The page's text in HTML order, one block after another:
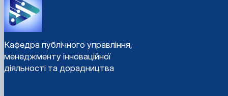
Кафедра публічного управління,
менеджменту інноваційної
діяльності та дорадництва